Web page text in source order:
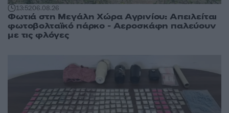
13:5206.08.26
Φωτιά στη Μεγάλη Χώρα Αγρινίου: Απειλείται
φωτοβολταϊκό πάρκο - Αεροσκάφη παλεύουν
με τις φλόγες